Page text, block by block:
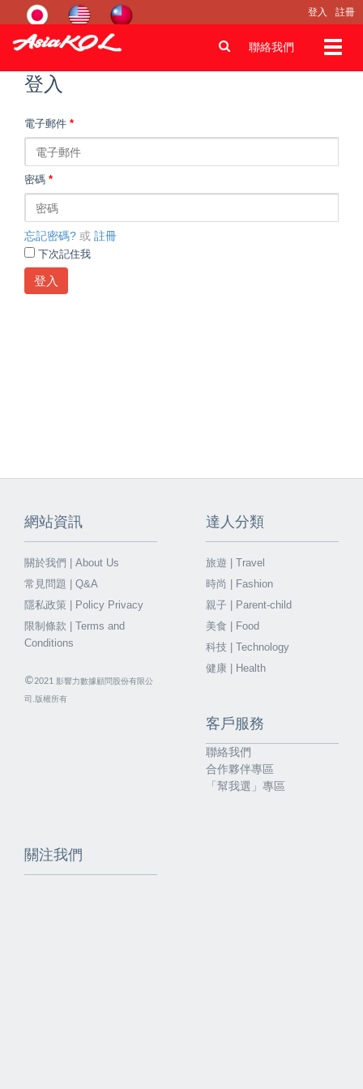
登入 註冊
聯絡我們
登入
電子郵件 *
密碼 *
忘記密碼? 或 註冊
下次記住我
登入
網站資訊
關於我們 | About Us
常見問題 | Q&A
隱私政策 | Policy Privacy
限制條款 | Terms and
Conditions
©2021 影響力數據顧問股份有限公
司.版權所有
達人分類
旅遊 | Travel
時尚 | Fashion
親子 | Parent-child
美食 | Food
科技 | Technology
健康 | Health
客戶服務
聯絡我們
合作夥伴專區
「幫我選」專區
關注我們